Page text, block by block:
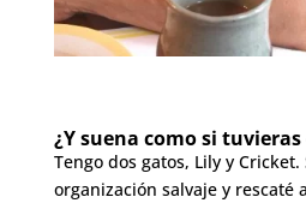
¿Y suena como si
Tengo dos gatos, Lily y
organización salvaje y rescaté